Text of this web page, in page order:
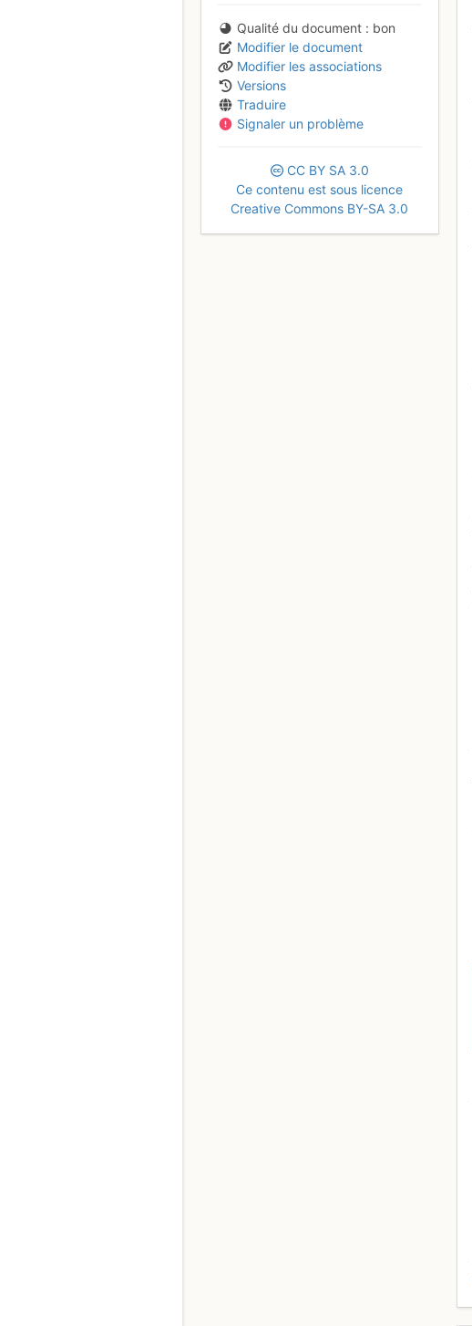
Qualité du document
bon
Modifier le document
Modifier les associations
Versions
Traduire
Signaler un problème
CC BY SA 3.0
Ce contenu est sous licence
Creative Commons BY-SA 3.0